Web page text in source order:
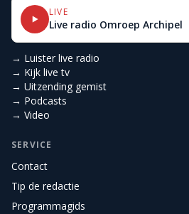
LIVE
Live radio Omroep Archipel
→ Luister live radio
→ Kijk live tv
→ Uitzending gemist
→ Podcasts
→ Video
SERVICE
Contact
Tip de redactie
Programmagids